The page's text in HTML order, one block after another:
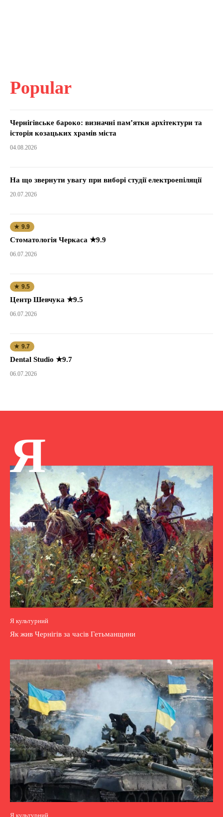
Popular
Чернігівське бароко: визначні пам’ятки архітектури та
історія козацьких храмів міста
04.08.2026
На що звернути увагу при виборі студії електроепіляції
20.07.2026
★ 9.9
Стоматологія Черкаса ★9.9
06.07.2026
★ 9.5
Центр Шевчука ★9.5
06.07.2026
★ 9.7
Dental Studio ★9.7
06.07.2026
Я
Я культурний
Як жив Чернігів за часів Гетьманщини
Я культурний